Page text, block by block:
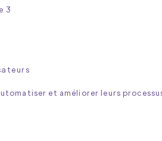
3
et améliorer leurs